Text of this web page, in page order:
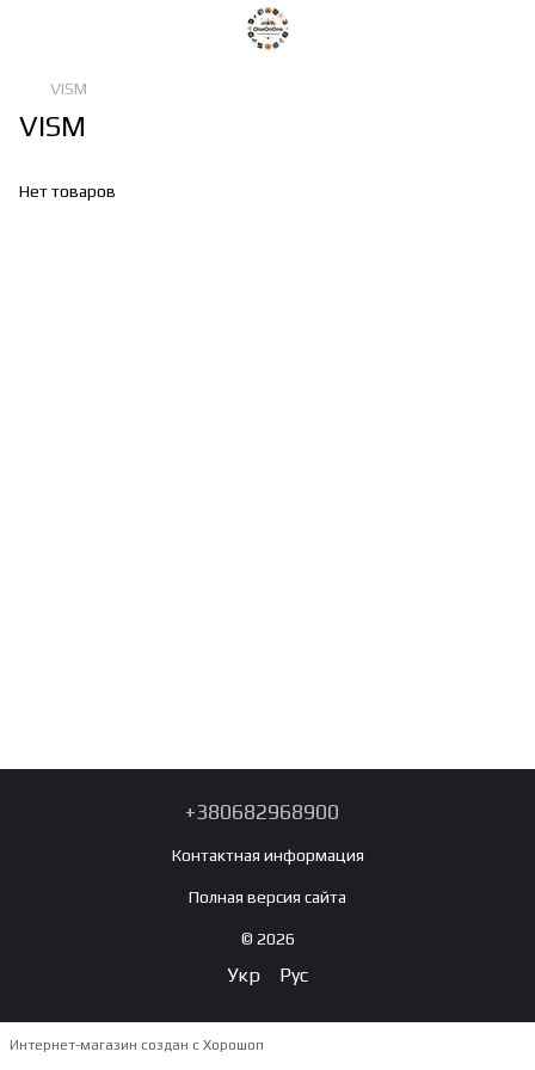
VISM
VISM
Нет товаров
+380682968900
Контактная информация
Полная версия сайта
© 2026
Укр Рус
Интернет-магазин создан с Хорошоп